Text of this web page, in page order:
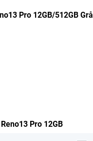
Pro 12GB/512GB Grå
Pro 12GB